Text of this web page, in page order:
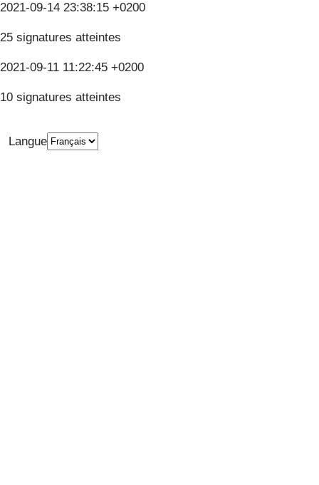
2021-09-14 23:38:15 +0200
25 signatures atteintes
2021-09-11 11:22:45 +0200
10 signatures atteintes
Langue